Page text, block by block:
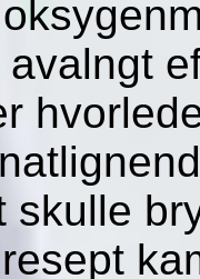
skulle